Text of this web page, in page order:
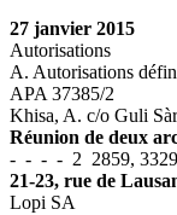
27 janvier 2015
Autorisations
A. Autorisations
APA 37385/2
Khisa, A. c/o Guli
Réunion de deux
- - - - 2 2859,
21-23, rue de
Lopi SA